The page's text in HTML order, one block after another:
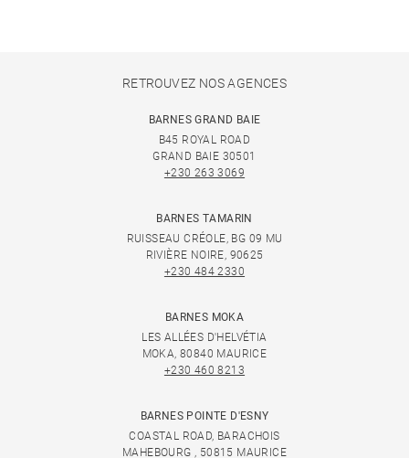
RETROUVEZ NOS AGENCES
BARNES GRAND BAIE
B45 ROYAL ROAD
GRAND BAIE 30501
+230 263 3069
BARNES TAMARIN
RUISSEAU CRÉOLE, BG 09 MU
RIVIÈRE NOIRE, 90625
+230 484 2330
BARNES MOKA
LES ALLÉES D'HELVÉTIA
MOKA, 80840 MAURICE
+230 460 8213
BARNES POINTE D'ESNY
COASTAL ROAD, BARACHOIS
MAHEBOURG , 50815 MAURICE